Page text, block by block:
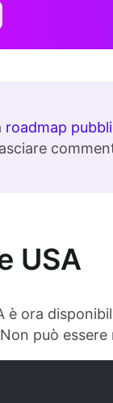
roadmap
USA
è ora
può